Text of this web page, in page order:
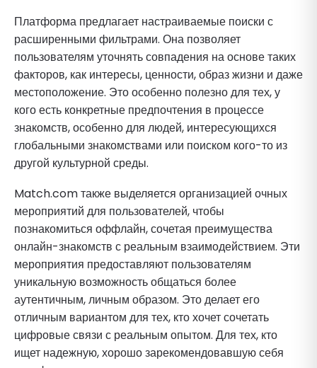
Платформа предлагает настраиваемые поиски с
расширенными фильтрами. Она позволяет
пользователям уточнять совпадения на основе таких
факторов, как интересы, ценности, образ жизни и даже
местоположение. Это особенно полезно для тех, у
кого есть конкретные предпочтения в процессе
знакомств, особенно для людей, интересующихся
глобальными знакомствами или поиском кого-то из
другой культурной среды.
Match.com также выделяется организацией очных
мероприятий для пользователей, чтобы
познакомиться оффлайн, сочетая преимущества
онлайн-знакомств с реальным взаимодействием. Эти
мероприятия предоставляют пользователям
уникальную возможность общаться более
аутентичным, личным образом. Это делает его
отличным вариантом для тех, кто хочет сочетать
цифровые связи с реальным опытом. Для тех, кто
ищет надежную, хорошо зарекомендовавшую себя